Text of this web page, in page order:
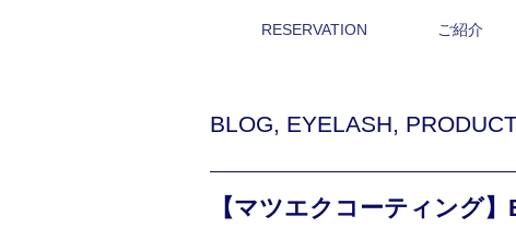
RESERVATION ご紹介
BLOG, EYELASH,
【マツエクコーティング